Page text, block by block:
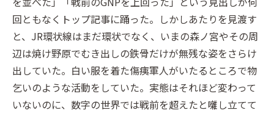
回ともなくトップ記事に踊った。しかしあたりを見渡す
と、JR環状線はまだ環状でなく、いまの森ノ宮やその周
辺は焼け野原でむき出しの鉄骨だけが無残な姿をさらけ
出していた。白い服を着た傷痍軍人がいたるところで物
乞いのような活動をしていた。実態はそれほど変わって
いないのに、数字の世界では戦前を超えたと囃し立てて